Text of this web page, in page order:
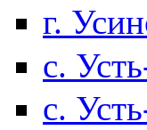
г.
с.
с.